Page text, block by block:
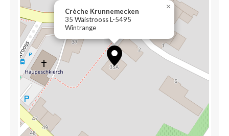
Crèche Krunnemecken
35 Wäistrooss L-5495
Wintrange
×